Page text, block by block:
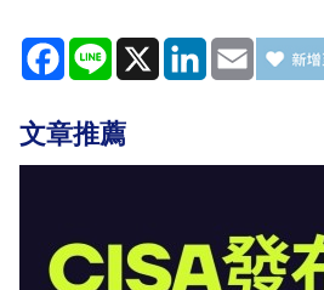
Facebook
Line X LinkedIn
Email
文章推薦